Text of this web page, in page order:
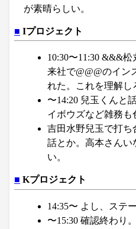
が素晴らしい。
■ Iプロジェクト
10:30〜11:30 &&&
来社で@@@のイン
れた。これを理解し
〜14:20 兒玉くんと
イボウズなど雑務も
吉田水野兒玉で打ち
話とか。高本さんい
い。
■ Kプロジェクト
14:35〜 よし、ステ
〜15:30 確認終わり